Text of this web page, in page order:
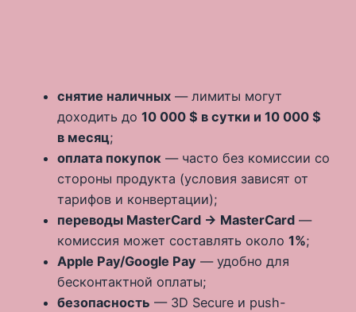
снятие наличных — лимиты могут
доходить до 10 000 $ в сутки и 10 000 $
в месяц;
оплата покупок — часто без комиссии со
стороны продукта (условия зависят от
тарифов и конвертации);
переводы MasterCard → MasterCard —
комиссия может составлять около 1%;
Apple Pay/Google Pay — удобно для
бесконтактной оплаты;
безопасность — 3D Secure и push-